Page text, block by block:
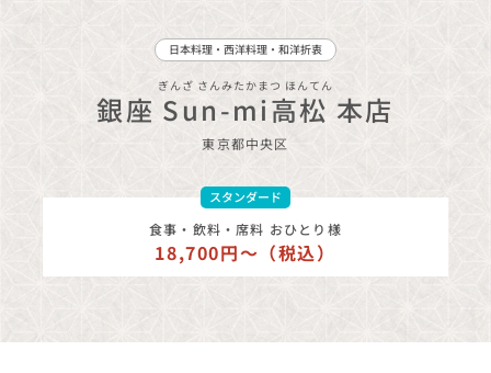
日本料理・西洋料理・和洋折衷
ぎんざ さんみたかまつ ほんてん
銀座 Sun-mi高松 本店
東京都中央区
スタンダード
食事・飲料・席料 おひとり様
18,700円〜（税込）